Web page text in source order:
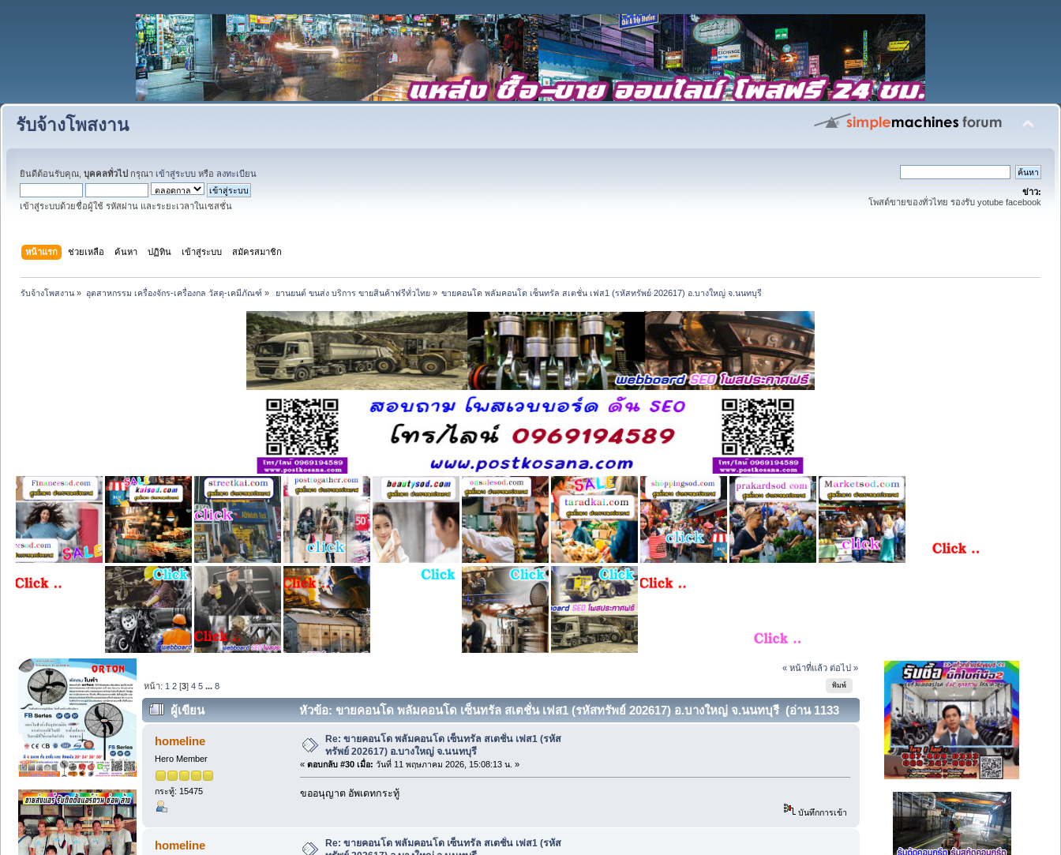
รับจ้างโพสงาน
ยินดีต้อนรับคุณ, บุคคลทั่วไป กรุณา เข้าสู่ระบบ หรือ ลงทะเบียน
เข้าสู่ระบบด้วยชื่อผู้ใช้ รหัสผ่าน และระยะเวลาในเซสชั่น
ข่าว:
โพสต์ขายของทั่วไทย รองรับ yotube facebook
หน้าแรก ช่วยเหลือ ค้นหา ปฏิทิน เข้าสู่ระบบ สมัครสมาชิก
รับจ้างโพสงาน » อุตสาหกรรม เครื่องจักร-เครื่องกล วัสดุ-เคมีภัณฑ์ » ยานยนต์ ขนส่ง บริการ ขายสินค้าฟรีทั่วไทย» ขายคอนโด พลัมคอนโด เซ็นทรัล สเตชั่น เฟส1 (รหัสทรัพย์ 202617) อ.บางใหญ่ จ.นนทบุรี
« หน้าที่แล้ว ต่อไป »
พิมพ์
หน้า: 1 2 [3]4 5 ...8
ผู้เขียน
หัวข้อ: ขายคอนโด พลัมคอนโด เซ็นทรัล สเตชั่น เฟส1 (รหัสทรัพย์ 202617) อ.บางใหญ่ จ.นนทบุรี (อ่าน 1133
ครั้ง)
homeline
Hero Member
กระทู้: 15475
Re: ขายคอนโด พลัมคอนโด เซ็นทรัล สเตชั่น เฟส1 (รหัส
ทรัพย์ 202617) อ.บางใหญ่ จ.นนทบุรี
« ตอบกลับ #30 เมื่อ: วันที่ 11 พฤษภาคม 2026, 15:08:13 น. »
ขออนุญาต อัพเดทกระทู้
บันทึกการเข้า
homeline
Re: ขายคอนโด พลัมคอนโด เซ็นทรัล สเตชั่น เฟส1 (รหัส